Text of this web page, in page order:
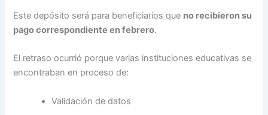
Este depósito será para beneficiarios que no recibieron su
pago correspondiente en febrero.
El retraso ocurrió porque varias instituciones educativas se
encontraban en proceso de:
Validación de datos